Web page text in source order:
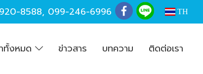
8588, 099-246-6996 TH
ทั้งหมด ข่าวสาร บทความ ติดต่อเรา